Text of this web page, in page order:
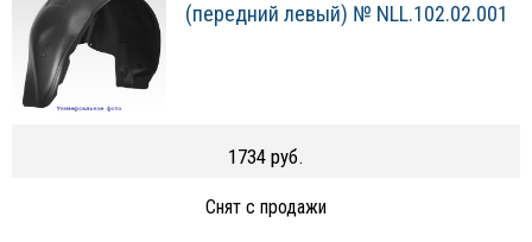
(передний левый) № NLL.102.02.001
1734 руб.
Снят с продажи